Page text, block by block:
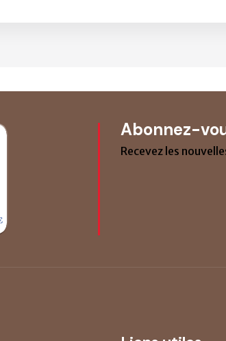
Abonnez-
Recevez les